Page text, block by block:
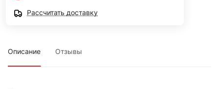
Рассчитать доставку
Описание Отзывы